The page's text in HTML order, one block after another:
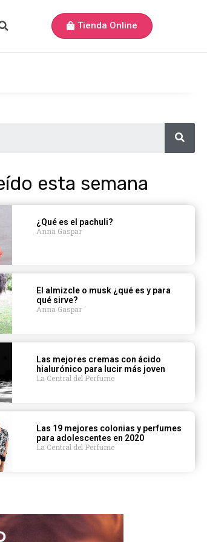
Tienda Online
esta semana
¿Qué es el pachuli?
Anna Gaspar
El almizcle o musk ¿qué es y para
qué sirve?
Anna Gaspar
Las mejores cremas con ácido
hialurónico para lucir más joven
La Central del Perfume
Las 19 mejores colonias y perfumes
para adolescentes en 2020
La Central del Perfume